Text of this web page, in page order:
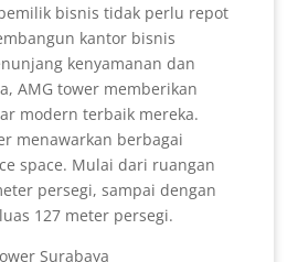
bisnis tidak perlu repot
kantor bisnis
kenyamanan dan
AMG tower memberikan
modern terbaik mereka.
menawarkan berbagai
space. Mulai dari ruangan
persegi, sampai dengan
127 meter persegi.
Surabaya